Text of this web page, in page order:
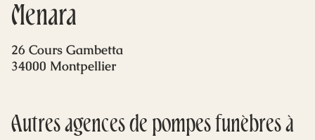
Menara
26 Cours Gambetta
34000 Montpellier
Autres agences de pompes funèbres à